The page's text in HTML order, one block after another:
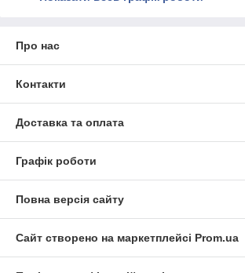
Про нас
Контакти
Доставка та оплата
Графік роботи
Повна версія сайту
Сайт створено на маркетплейсі Prom.ua